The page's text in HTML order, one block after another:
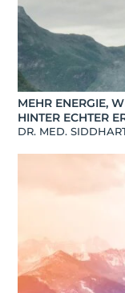
MEHR ENERGIE,
HINTER ECHTER
DR. MED.